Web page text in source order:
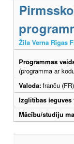
Žila Verna Rīgas
Programmas
(programma ar
Valoda:franču (FR)
Izglītības ieguves
Mācību/studiju